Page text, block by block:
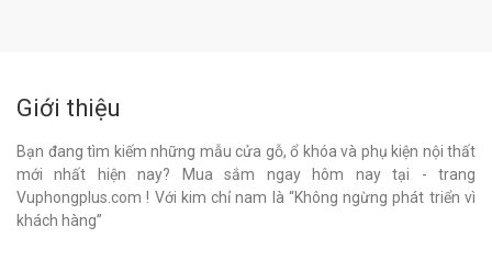
Giới thiệu
Bạn đang tìm kiếm những mẫu cửa gỗ, ổ khóa và phụ kiện nội thất
mới nhất hiện nay? Mua sắm ngay hôm nay tại - trang
Vuphongplus.com ! Với kim chỉ nam là “Không ngừng phát triển vì
khách hàng”